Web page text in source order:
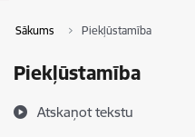
Sākums Piekļūstamība
Piekļūstamība
Atskaņot tekstu